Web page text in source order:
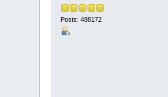
Posts: 488172